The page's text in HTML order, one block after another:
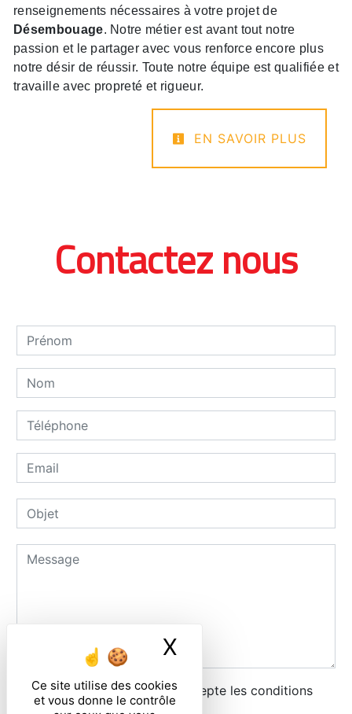
Ce site utilise des cookies
et vous donne le contrôle
X
renseignements nécessaires à votre projet de
Désembouage. Notre métier est avant tout notre
passion et le partager avec vous renforce encore plus
notre désir de réussir. Toute notre équipe est qualifiée et
travaille avec propreté et rigueur.
EN SAVOIR PLUS
Contactez nous
En cochant cette case, j'accepte les conditions
particulières ci-dessous **